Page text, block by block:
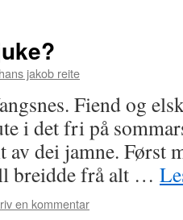
hans jakob reite
Fiend og
i det fri på
dei jamne. Først
breidde frå alt …
en kommentar